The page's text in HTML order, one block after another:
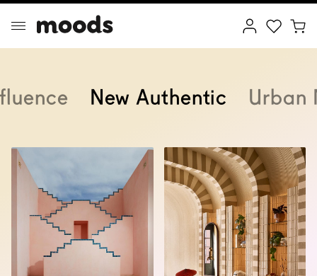
New Authentic Urban